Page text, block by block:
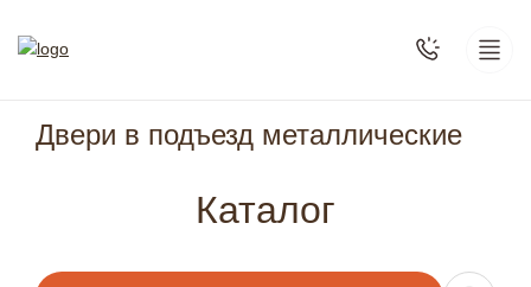
Двери в подъезд металлические
Каталог